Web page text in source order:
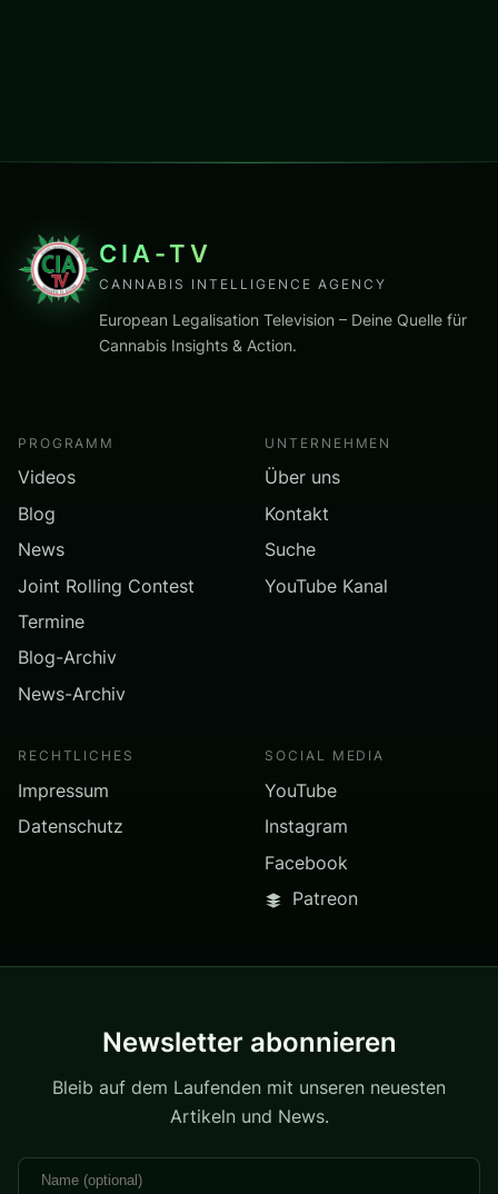
CIA-TV
CANNABIS INTELLIGENCE AGENCY
European Legalisation Television – Deine Quelle für
Cannabis Insights & Action.
PROGRAMM
Videos
Blog
News
Joint Rolling Contest
Termine
Blog-Archiv
News-Archiv
UNTERNEHMEN
Über uns
Kontakt
Suche
YouTube Kanal
RECHTLICHES
Impressum
Datenschutz
SOCIAL MEDIA
YouTube
Instagram
Facebook
Patreon
Newsletter abonnieren
Bleib auf dem Laufenden mit unseren neuesten
Artikeln und News.